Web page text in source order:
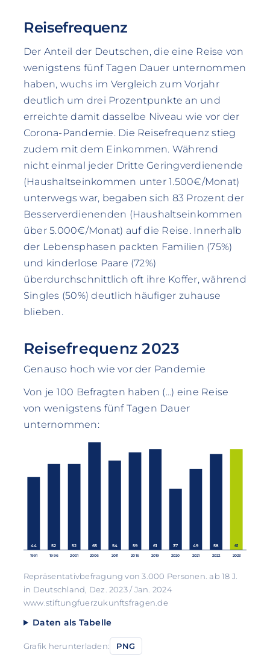
Reisefrequenz
Der Anteil der Deutschen, die eine Reise von
wenigstens fünf Tagen Dauer unternommen
haben, wuchs im Vergleich zum Vorjahr
deutlich um drei Prozentpunkte an und
erreichte damit dasselbe Niveau wie vor der
Corona-Pandemie. Die Reisefrequenz stieg
zudem mit dem Einkommen. Während
nicht einmal jeder Dritte Geringverdienende
(Haushaltseinkommen unter 1.500€/Monat)
unterwegs war, begaben sich 83 Prozent der
Besserverdienenden (Haushaltseinkommen
über 5.000€/Monat) auf die Reise. Innerhalb
der Lebensphasen packten Familien (75%)
und kinderlose Paare (72%)
überdurchschnittlich oft ihre Koffer, während
Singles (50%) deutlich häufiger zuhause
blieben.
Reisefrequenz 2023
Genauso hoch wie vor der Pandemie
Von je 100 Befragten haben (...) eine Reise
von wenigstens fünf Tagen Dauer
unternommen:
44
1991
52
1996
52
2001
65
2006
54
2011
59
2016
61
2019
37
2020
49
2021
58
2022
61
2023
Repräsentativbefragung von 3.000 Personen. ab 18 J.
in Deutschland, Dez. 2023 / Jan. 2024
www.stiftungfuerzukunftsfragen.de
Daten als Tabelle
Grafik herunterladen: PNG